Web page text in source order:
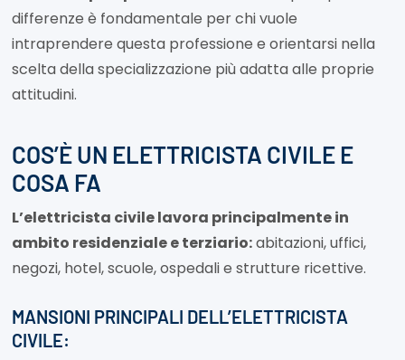
differenze è fondamentale per chi vuole
intraprendere questa professione e orientarsi nella
scelta della specializzazione più adatta alle proprie
attitudini.
COS’È UN ELETTRICISTA CIVILE E
COSA FA
L’elettricista civile lavora principalmente in
ambito residenziale e terziario:abitazioni, uffici,
negozi, hotel, scuole, ospedali e strutture ricettive.
MANSIONI PRINCIPALI DELL’ELETTRICISTA
CIVILE: